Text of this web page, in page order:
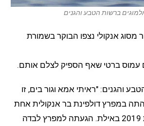
ברשות הטבע והגנים
אנקולי נצפו הבוקר בשמורת
עמוס ברטי שאף הספיק לצלם אותם.
והגנים: "ראיתי אמא וגור בים, זו
במפרץ דולפינת בר אנקולית אחת
בשם רונה. הדולפינה נראתה לראשונה בשנת 2019 באילת. הגעתה למפרץ לבדה